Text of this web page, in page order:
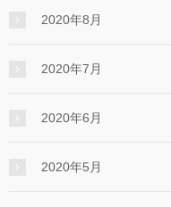
2020年8月
2020年7月
2020年6月
2020年5月